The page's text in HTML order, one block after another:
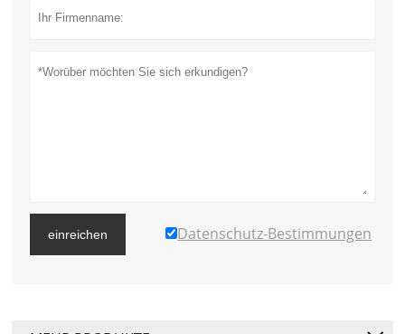
einreichen Datenschutz-Bestimmungen